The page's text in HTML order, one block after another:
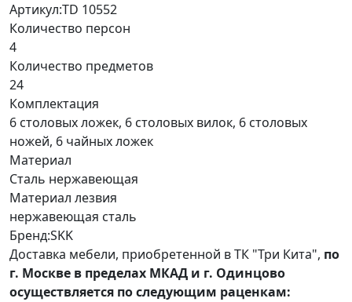
Артикул:TD 10552
Количество персон
4
Количество предметов
24
Комплектация
6 столовых ложек, 6 столовых вилок, 6 столовых
ножей, 6 чайных ложек
Материал
Сталь нержавеющая
Материал лезвия
нержавеющая сталь
Бренд:SKK
Доставка мебели, приобретенной в ТК "Три Кита", по
г. Москве в пределах МКАД и г. Одинцово
осуществляется по следующим раценкам: